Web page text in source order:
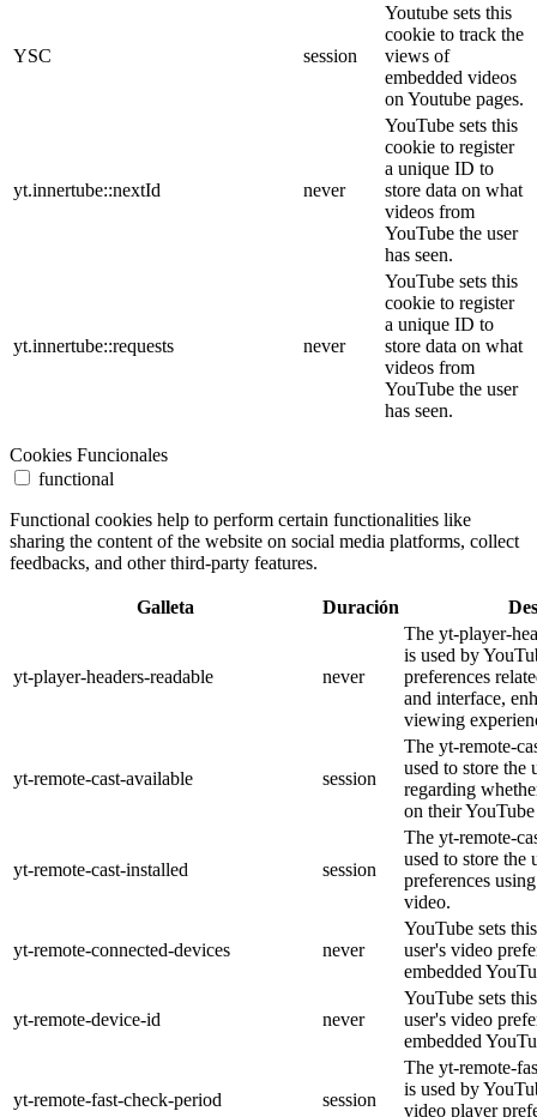
YSC session
Youtube sets this
cookie to track the
views of
embedded videos
on Youtube pages.
yt.innertube::nextId never
YouTube sets this
cookie to register
a unique ID to
store data on what
videos from
YouTube the user
has seen.
yt.innertube::requests never
YouTube sets this
cookie to register
a unique ID to
store data on what
videos from
YouTube the user
has seen.
Cookies Funcionales
functional
Functional cookies help to perform certain functionalities like
sharing the content of the website on social media platforms, collect
feedbacks, and other third-party features.
Galleta Duración
yt-player-headers-readable never
The yt-player-
is used by
preferences
and interface,
viewing
yt-remote-cast-available session
The yt-remote-
used to store the
regarding
on their
yt-remote-cast-installed session
The yt-remote-
used to store the
preferences
video.
yt-remote-connected-devices never
YouTube sets
user's video
embedded
yt-remote-device-id never
YouTube sets
user's video
embedded
yt-remote-fast-check-period session
The yt-remote-
is used by
video player